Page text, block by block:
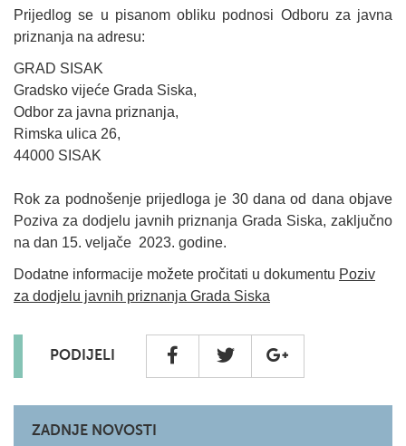
Prijedlog se u pisanom obliku podnosi Odboru za javna
priznanja na adresu:
GRAD SISAK
Gradsko vijeće Grada Siska,
Odbor za javna priznanja,
Rimska ulica 26,
44000 SISAK
Rok za podnošenje prijedloga je 30 dana od dana objave
Poziva za dodjelu javnih priznanja Grada Siska, zaključno
na dan 15. veljače 2023. godine.
Dodatne informacije možete pročitati u dokumentu Poziv
za dodjelu javnih priznanja Grada Siska
PODIJELI
ZADNJE NOVOSTI